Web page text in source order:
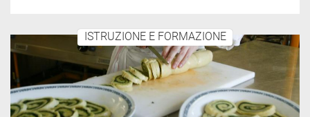
ISTRUZIONE E FORMAZIONE